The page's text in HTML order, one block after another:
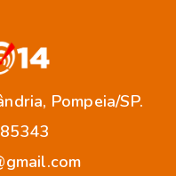
Pompeia/SP.